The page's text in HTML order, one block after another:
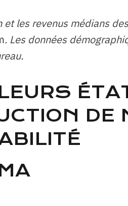
et les revenus médians
. Les données
DE